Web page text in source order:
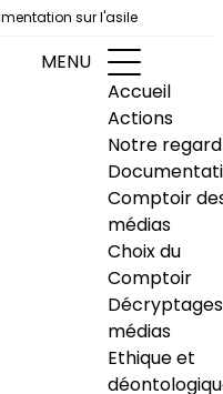
sur l'asile
MENU
Accueil
Actions
Notre regard
Comptoir
médias
Choix du
Comptoir
Décryptages
médias
Ethique et